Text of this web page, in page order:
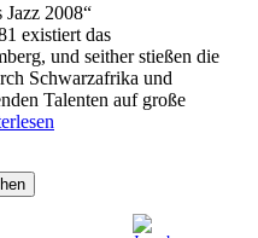
Jazz 2008“
existiert das
und seither stießen die
Schwarzafrika und
Talenten auf große